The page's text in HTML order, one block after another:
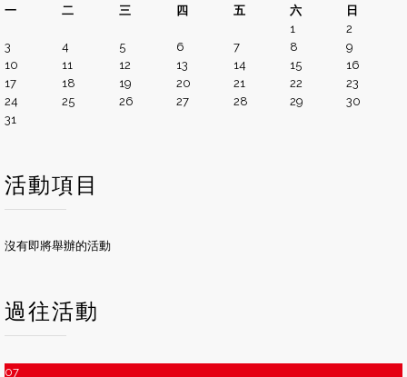
一
二 三 四 五 六
日
1
2
3
4 5 6 7 8
9
10
11 12 13 14 15
16
17
18 19 20 21 22
23
24
25 26 27 28 29
30
31
活動項目
沒有即將舉辦的活動
過往活動
07